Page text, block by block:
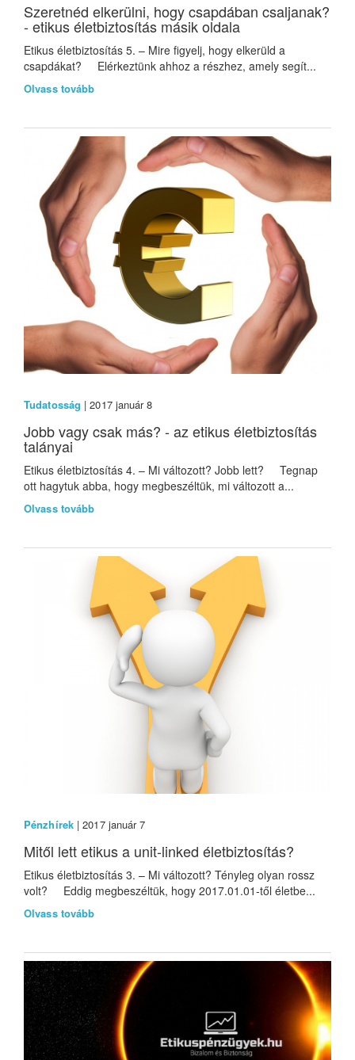
Szeretnéd elkerülni, hogy csapdában csaljanak?
- etikus életbiztosítás másik oldala
Etikus életbiztosítás 5. – Mire figyelj, hogy elkerüld a
csapdákat? Elérkeztünk ahhoz a részhez, amely segít...
Olvass tovább
Tudatosság | 2017 január 8
Jobb vagy csak más? - az etikus életbiztosítás
talányai
Etikus életbiztosítás 4. – Mi változott? Jobb lett? Tegnap
ott hagytuk abba, hogy megbeszéltük, mi változott a...
Olvass tovább
Pénzhírek| 2017 január 7
Mitől lett etikus a unit-linked életbiztosítás?
Etikus életbiztosítás 3. – Mi változott? Tényleg olyan rossz
volt? Eddig megbeszéltük, hogy 2017.01.01-től életbe...
Olvass tovább